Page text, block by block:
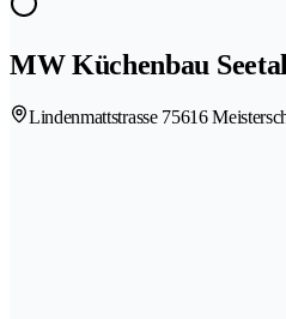
MW Küchenbau
Lindenmattstrasse 75616